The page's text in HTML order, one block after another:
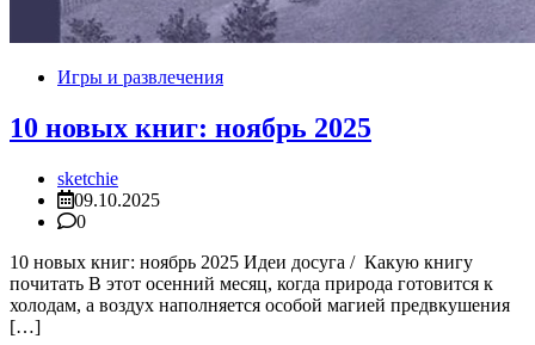
Игры и развлечения
10 новых книг: ноябрь 2025
sketchie
09.10.2025
0
10 новых книг: ноябрь 2025 Идеи досуга / Какую книгу
почитать В этот осенний месяц, когда природа готовится к
холодам, а воздух наполняется особой магией предвкушения
[…]